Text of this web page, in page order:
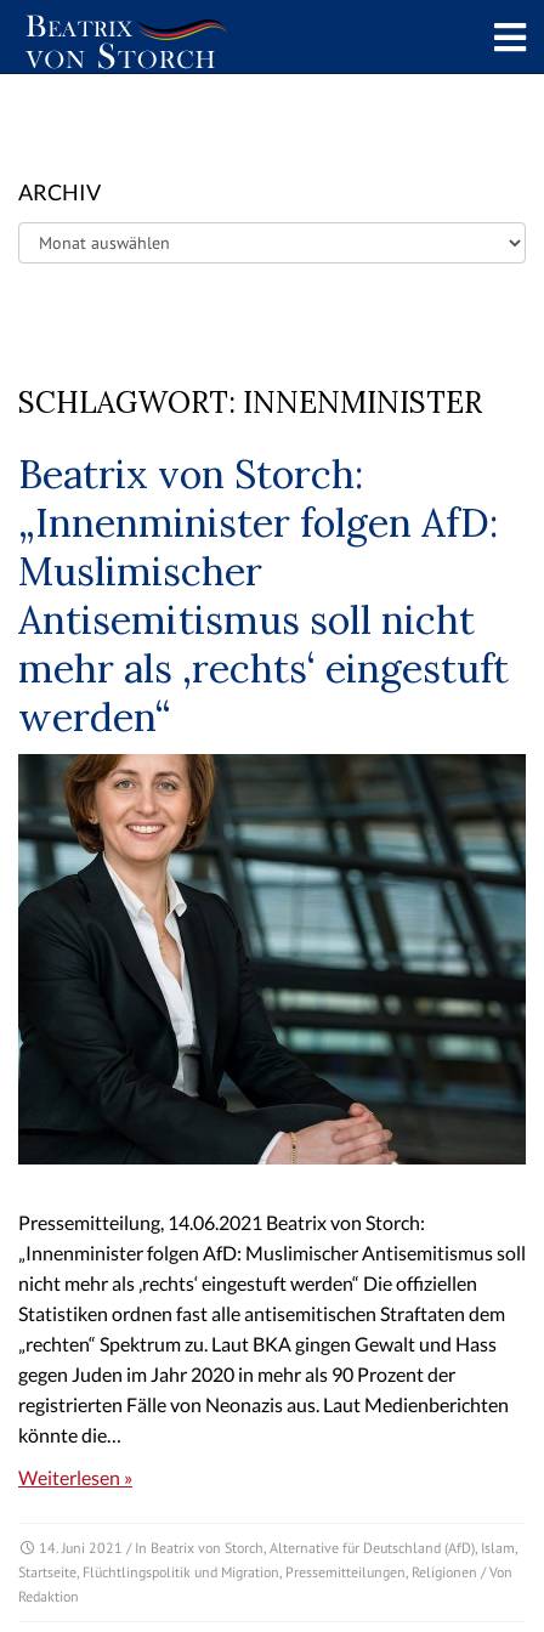
ARCHIV
Archiv
SCHLAGWORT: INNENMINISTER
Beatrix von Storch:
„Innenminister folgen AfD:
Muslimischer
Antisemitismus soll nicht
mehr als ‚rechts‘ eingestuft
werden“
Pressemitteilung, 14.06.2021 Beatrix von Storch:
„Innenminister folgen AfD: Muslimischer Antisemitismus soll
nicht mehr als ‚rechts‘ eingestuft werden“ Die offiziellen
Statistiken ordnen fast alle antisemitischen Straftaten dem
„rechten“ Spektrum zu. Laut BKA gingen Gewalt und Hass
gegen Juden im Jahr 2020 in mehr als 90 Prozent der
registrierten Fälle von Neonazis aus. Laut Medienberichten
könnte die…
Weiterlesen »
14. Juni 2021 / In Beatrix von Storch Alternative für Deutschland (AfD) Islam
Startseite Flüchtlingspolitik und Migration Pressemitteilungen Religionen / Von
Redaktion